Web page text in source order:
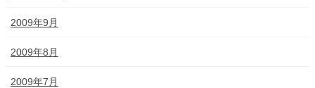
2009年9月
2009年8月
2009年7月